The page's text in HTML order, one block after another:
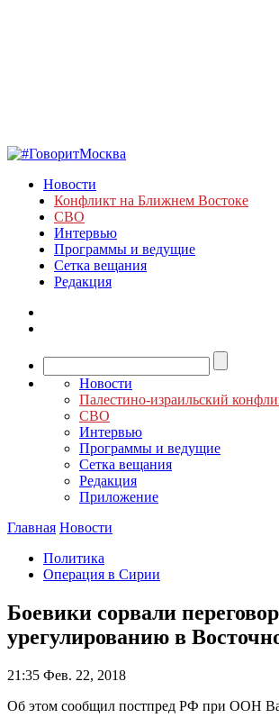
Новости
Конфликт на Ближнем Востоке
СВО
Интервью
Программы и ведущие
Сетка вещания
Редакция
Новости
Палестино-израильский
СВО
Интервью
Программы и ведущие
Сетка вещания
Редакция
Приложение
Главная Новости
Политика
Операция в Сирии
Боевики сорвали
урегулированию в
21:35 Фев. 22, 2018
Об этом сообщил постпред РФ при ООН